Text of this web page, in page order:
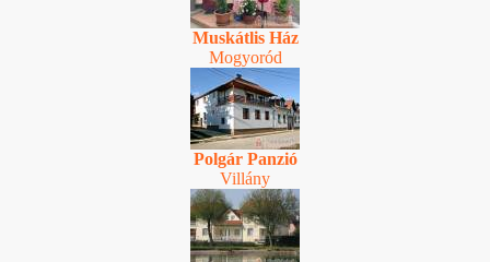
Muskátlis Ház
Mogyoród
Polgár Panzió
Villány